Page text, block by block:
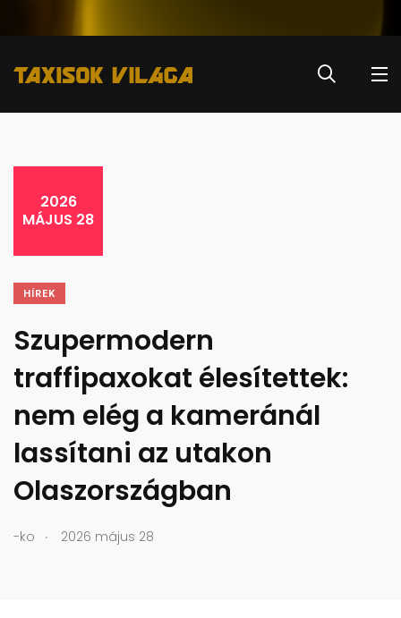
2026
MÁJUS 28
HÍREK
Szupermodern
traffipaxokat élesítettek:
nem elég a kameránál
lassítani az utakon
Olaszországban
-ko . 2026 május 28